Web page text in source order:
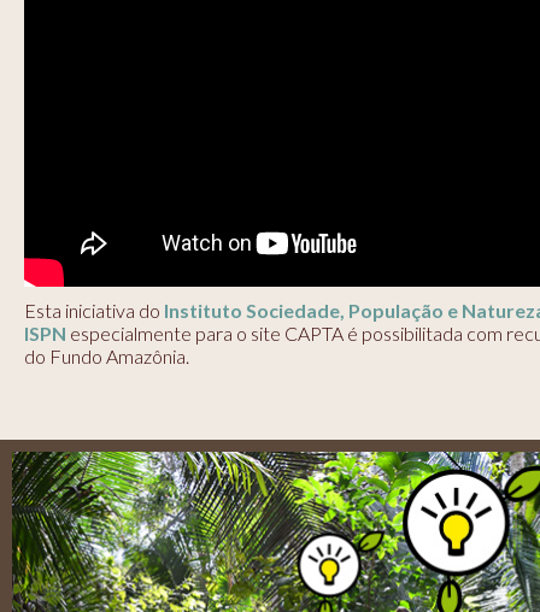
Esta iniciativa do Instituto Sociedade, População e
ISPN especialmente para o site CAPTA é possibilitada com
do Fundo Amazônia.